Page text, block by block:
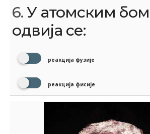
6.У атомским
одвија се:
реакција фузије
реакција фисије